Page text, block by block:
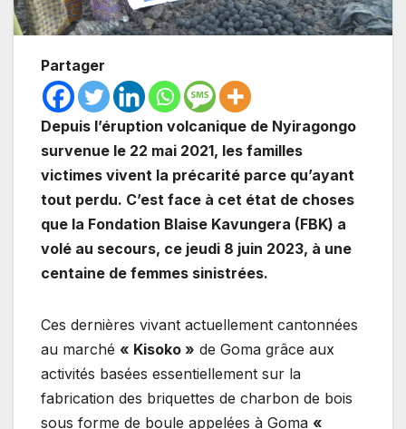
Partager
Depuis l’éruption volcanique de Nyiragongo
survenue le 22 mai 2021, les familles
victimes vivent la précarité parce qu’ayant
tout perdu. C’est face à cet état de choses
que la Fondation Blaise Kavungera (FBK) a
volé au secours, ce jeudi 8 juin 2023, à une
centaine de femmes sinistrées.
Ces dernières vivant actuellement cantonnées
au marché « Kisoko » de Goma grâce aux
activités basées essentiellement sur la
fabrication des briquettes de charbon de bois
sous forme de boule appelées à Goma «